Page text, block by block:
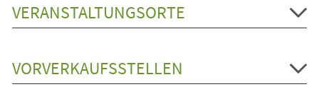
VERANSTALTUNGSORTE
VORVERKAUFSSTELLEN